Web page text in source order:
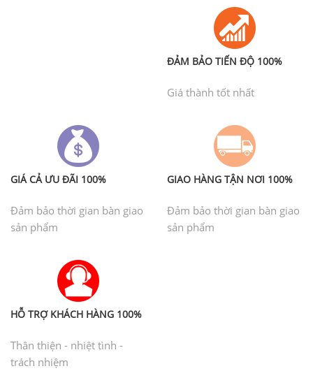
ĐẢM BẢO TIẾN ĐỘ 100%
Giá thành tốt nhất
GIÁ CẢ ƯU ĐÃI 100%
Đảm bảo thời gian bàn giao
sản phẩm
GIAO HÀNG TẬN NƠI 100%
Đảm bảo thời gian bàn giao
sản phẩm
HỖ TRỢ KHÁCH HÀNG 100%
Thân thiện - nhiệt tình -
trách nhiệm